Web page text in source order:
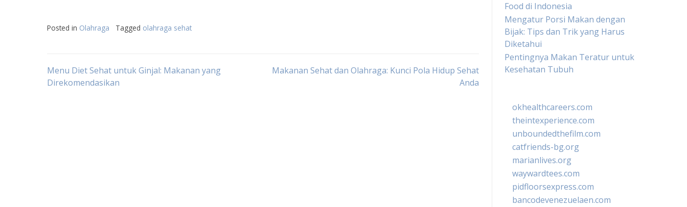
Posted in Olahraga Tagged olahraga sehat
Post
Menu Diet Sehat untuk Ginjal: Makanan yang
Direkomendasikan
Makanan Sehat dan Olahraga: Kunci Pola Hidup Sehat
Anda
Food di Indonesia
Mengatur Porsi Makan dengan
Bijak: Tips dan Trik yang Harus
Diketahui
Pentingnya Makan Teratur untuk
Kesehatan Tubuh
okhealthcareers.com
theintexperience.com
unboundedthefilm.com
catfriends-bg.org
marianlives.org
waywardtees.com
pidfloorsexpress.com
bancodevenezuelaen.com